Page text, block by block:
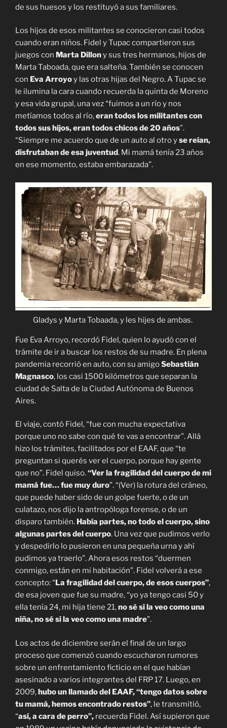
de sus huesos y los restituyó a sus familiares.
Los hijos de esos militantes se conocieron casi todos
cuando eran niños. Fidel y Tupac compartieron sus
juegos con Marta Dillony sus tres hermanos, hijos de
Marta Taboada, que era salteña. También se conocen
con Eva Arroyoy las otras hijas del Negro. A Tupac se
le ilumina la cara cuando recuerda la quinta de Moreno
y esa vida grupal, una vez “fuimos a un río y nos
metíamos todos al río,eran todos los militantes con
todos sus hijos, eran todos chicos de 20 años”.
“Siempre me acuerdo que de un auto al otro yse reían,
disfrutaban de esa juventud. Mi mamá tenía 23 años
en ese momento, estaba embarazada”.
Gladys y Marta Tobaada, y les hijes de ambas.
Fue Eva Arroyo, recordó Fidel, quien lo ayudó con el
trámite de ir a buscar los restos de su madre. En plena
pandemia recorrió en auto, con su amigoSebastián
Magnasco, los casi 1500 kilómetros que separan la
ciudad de Salta de la Ciudad Autónoma de Buenos
Aires.
El viaje, contó Fidel, “fue con mucha expectativa
porque uno no sabe con qué te vas a encontrar”. Allá
hizo los trámites, facilitados por el EAAF, que “te
preguntan si querés ver el cuerpo, porque hay gente
que no”. Fidel quiso.“Ver la fragilidad del cuerpo de mi
mamá fue… fue muy duro”. “(Ver) la rotura del cráneo,
que puede haber sido de un golpe fuerte, o de un
culatazo, nos dijo la antropóloga forense, o de un
disparo también. Había partes, no todo el cuerpo, sino
algunas partes del cuerpo. Una vez que pudimos verlo
y despedirlo lo pusieron en una pequeña urna y ahí
pudimos ya traerlo”. Ahora esos restos “duermen
conmigo, están en mi habitación”. Fidel volverá a ese
concepto: “ La fragilidad del cuerpo, de esos cuerpos”,
de esa joven que fue su madre, “yo ya tengo casi 50 y
ella tenía 24, mi hija tiene 21,no sé si la veo como una
niña, no sé si la veo como una madre”.
Los actos de diciembre serán el final de un largo
proceso que comenzó cuando escucharon rumores
sobre un enfrentamiento ficticio en el que habían
asesinado a varios integrantes del FRP 17. Luego, en
2009,hubo un llamado del EAAF, “tengo datos sobre
tu mamá, hemos encontrado restos”, le transmitió,
“así, a cara de perro”, recuerda Fidel. Así supieron que